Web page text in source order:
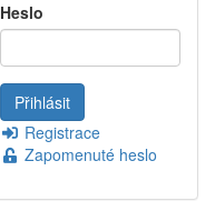
Heslo
Registrace
Zapomenuté heslo